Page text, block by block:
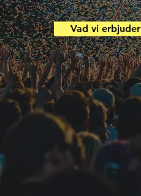
Vad vi erbjuder